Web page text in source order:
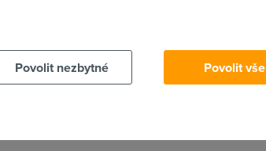
Povolit nezbytné
Povolit vše